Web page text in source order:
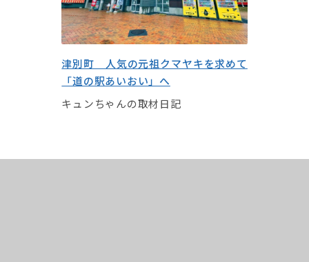
津別町 人気の元祖クマヤキを求めて
「道の駅あいおい」へ
キュンちゃんの取材日記